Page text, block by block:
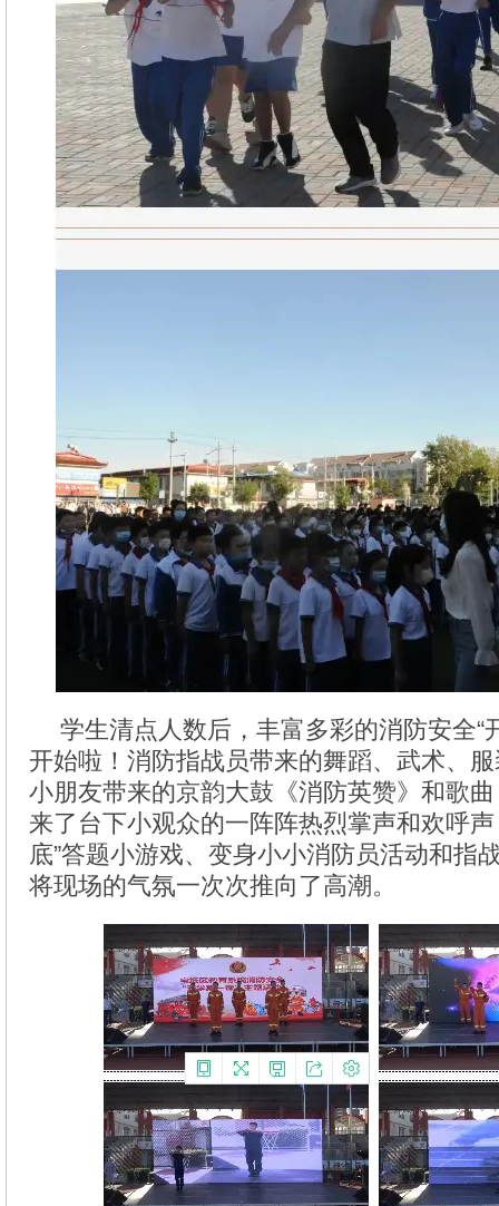
学生清点人数后，丰富多彩的消防安全“
开始啦！消防指战员带来的舞蹈、武术、
小朋友带来的京韵大鼓《消防英赞》和歌
来了台下小观众的一阵阵热烈掌声和欢呼
底”答题小游戏、变身小小消防员活动和指
将现场的气氛一次次推向了高潮。